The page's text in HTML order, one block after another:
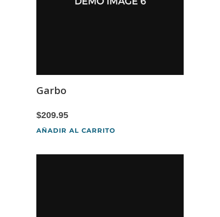
Garbo
$209.95
AÑADIR AL CARRITO